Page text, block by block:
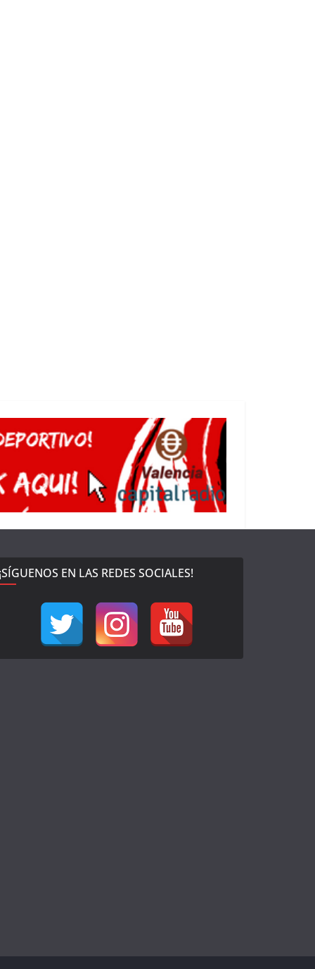
EN LAS REDES SOCIALES!